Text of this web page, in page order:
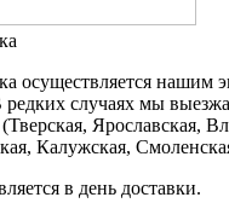
осуществляется нашим
случаях мы
Ярославская,
Калужская,
в день доставки.